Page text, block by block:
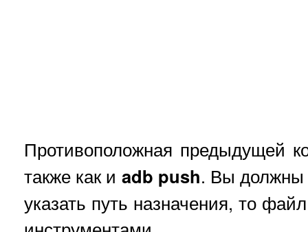
Противоположная предыдущей
также как и adb push. Вы должны
указать путь назначения, то